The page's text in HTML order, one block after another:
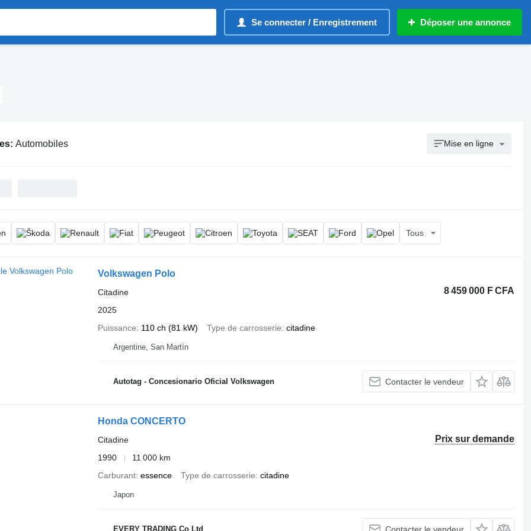
Se connecter / Enregistrement Déposer une annonce
Automobiles Mise en ligne
Tous
Volkswagen Polo
8 459 000 F CFA
Citadine
2025
Puissance
110 ch (81 kW) Type de carrosserie citadine
Argentine, San Martín
Autotag - Concesionario Oficial Volkswagen Contacter le vendeur
Honda CONCERTO
Prix sur demande
Citadine
1990
11 000 km
Carburant essence Type de carrosserie citadine
Japon
EVERY TRADING Co Ltd Contacter le vendeur